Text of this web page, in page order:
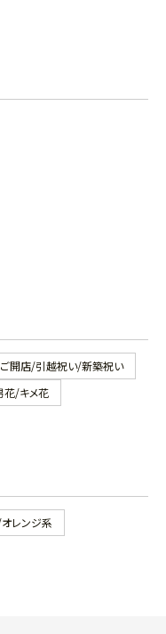
ご開店/引越祝い/新築祝い
花/キメ花
レンジ系